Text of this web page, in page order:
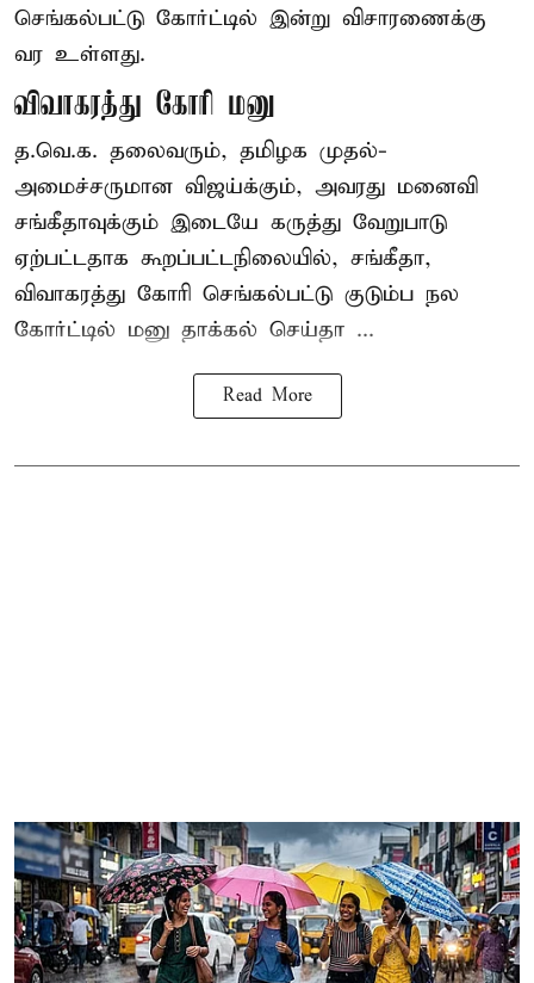
செங்கல்பட்டு கோர்ட்டில் இன்று விசாரணைக்கு
வர உள்ளது.
விவாகரத்து கோரி மனு
த.வெ.க. தலைவரும், தமிழக முதல்-
அமைச்சருமான விஜய்க்கும், அவரது மனைவி
சங்கீதாவுக்கும் இடையே கருத்து வேறுபாடு
ஏற்பட்டதாக கூறப்பட்டநிலையில், சங்கீதா,
விவாகரத்து கோரி செங்கல்பட்டு குடும்ப நல
கோர்ட்டில் மனு தாக்கல் செய்தா ...
Read More